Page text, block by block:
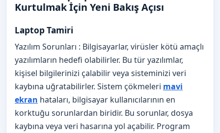
Kurtulmak İçin Yeni Bakış Açısı
Laptop Tamiri
Yazılım Sorunları : Bilgisayarlar, virüsler kötü amaçlı
yazılımların hedefi olabilirler. Bu tür yazılımlar,
kişisel bilgilerinizi çalabilir veya sisteminizi veri
kaybına uğratabilirler. Sistem çökmeleri mavi
ekran hataları, bilgisayar kullanıcılarının en
korktuğu sorunlardan biridir. Bu sorunlar, dosya
kaybına veya veri hasarına yol açabilir. Program